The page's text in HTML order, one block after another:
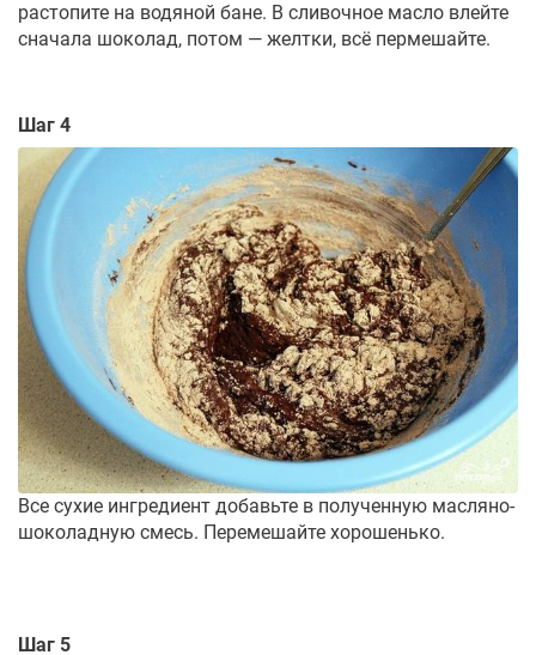
растопите на водяной бане. В сливочное масло влейте
сначала шоколад, потом — желтки, всё пермешайте.
Шаг 4
Все сухие ингредиент добавьте в полученную масляно-
шоколадную смесь. Перемешайте хорошенько.
Шаг 5